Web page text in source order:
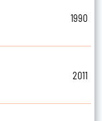
1990
2011